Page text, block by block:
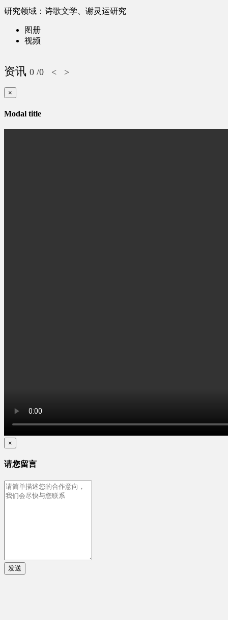
研究领域：诗歌文学、谢灵运研究
图册
视频
资讯 0 /0 < >
×
Modal title
×
请您留言
发送